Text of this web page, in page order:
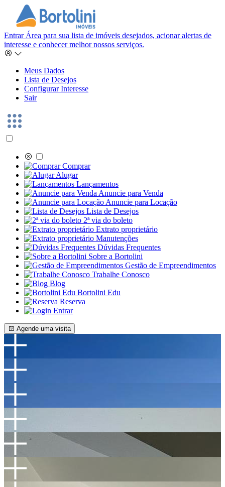
Entrar Área para sua lista de imóveis desejados, acionar alertas de
interesse e conhecer melhor nossos serviços.
Meus Dados
Lista de Desejos
Configurar Interesse
Sair
Comprar
Alugar
Lançamentos
Anuncie para Venda
Anuncie para Locação
Lista de Desejos
2ª via do boleto
Extrato proprietário
Manutenções
Dúvidas Frequentes
Sobre a Bortolini
Gestão de Empreendimentos
Trabalhe Conosco
Blog
Bortolini Edu
Reserva
Entrar
Agende uma visita